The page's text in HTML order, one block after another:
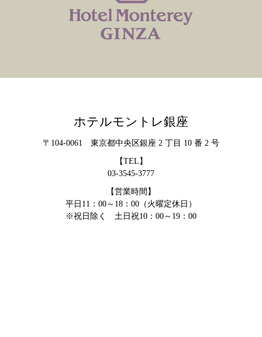
ホテルモントレ銀座
〒104-0061 東京都中央区銀座 2 丁目 10 番 2 号
【TEL】
03-3545-3777
【営業時間】
平日11：00～18：00（火曜定休日）
※祝日除く 土日祝10：00～19：00